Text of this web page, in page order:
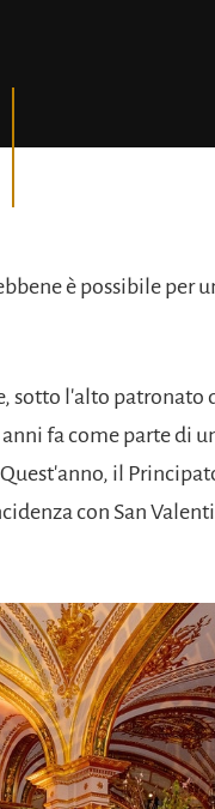
è possibile per
sotto l'alto patronato
fa come parte di
il
con San